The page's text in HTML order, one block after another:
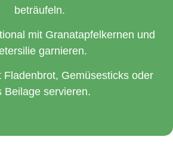
beträufeln.
mit Granatapfelkernen und
garnieren.
Fladenbrot, Gemüsesticks oder
Beilage servieren.